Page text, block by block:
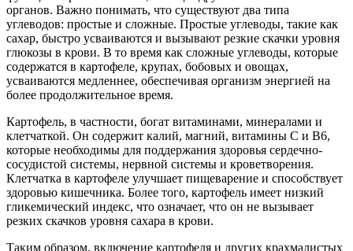
органов. Важно понимать, что существуют два типа
углеводов: простые и сложные. Простые углеводы, такие как
сахар, быстро усваиваются и вызывают резкие скачки уровня
глюкозы в крови. В то время как сложные углеводы, которые
содержатся в картофеле, крупах, бобовых и овощах,
усваиваются медленнее, обеспечивая организм энергией на
более продолжительное время.
Картофель, в частности, богат витаминами, минералами и
клетчаткой. Он содержит калий, магний, витамины С и В6,
которые необходимы для поддержания здоровья сердечно-
сосудистой системы, нервной системы и кроветворения.
Клетчатка в картофеле улучшает пищеварение и способствует
здоровью кишечника. Более того, картофель имеет низкий
гликемический индекс, что означает, что он не вызывает
резких скачков уровня сахара в крови.
Таким образом, включение картофеля и других крахмалистых